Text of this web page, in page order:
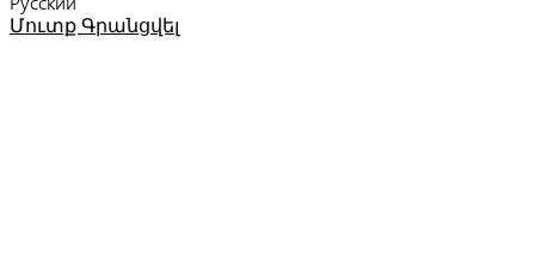
Մուտք Գրանցվել